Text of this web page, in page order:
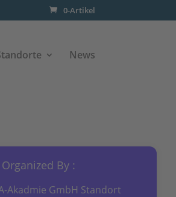
0-Artikel
News
Organized By :
Akadmie GmbH Standort